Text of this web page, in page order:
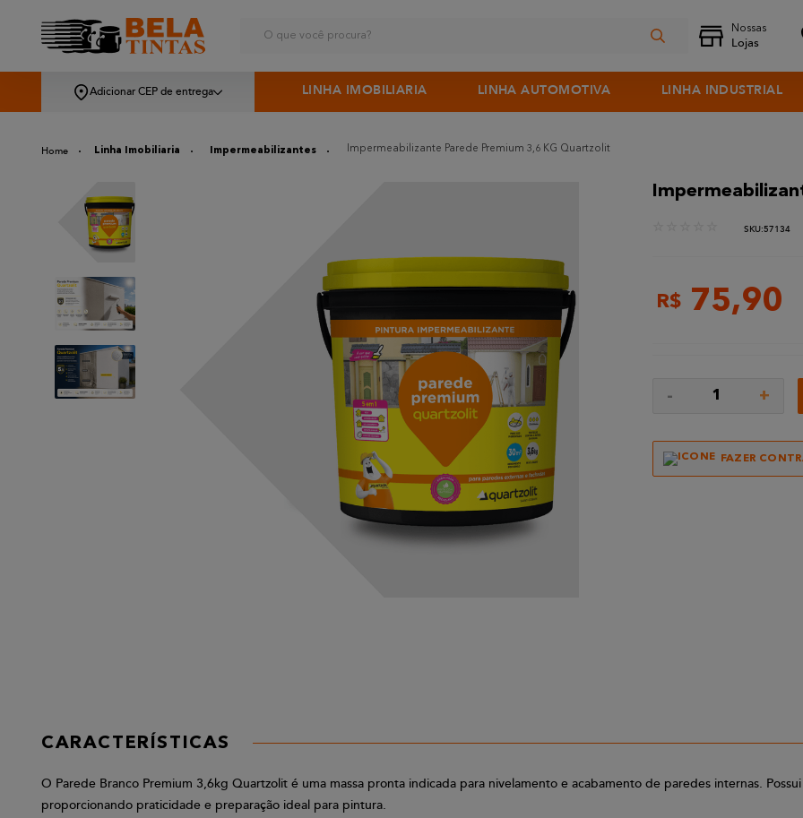
Adicionar CEP de entrega LINHA IMOBILIARIA LINHA AUTOMOTIVA LINHA INDUSTRIAL
Linha Imobiliaria Impermeabilizantes Impermeabilizante Parede Premium 3,6 KG Quartzolit
:57134
R$ 75,90
- 1 +
FAZER
CARACTERÍSTICAS
O Parede Branco Premium 3,6kg Quartzolit é uma massa pronta indicada para nivelamento e acabamento de paredes internas.
proporcionando praticidade e preparação ideal para pintura.